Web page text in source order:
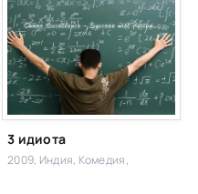
3 идиота
2009, Индия, Комедия,